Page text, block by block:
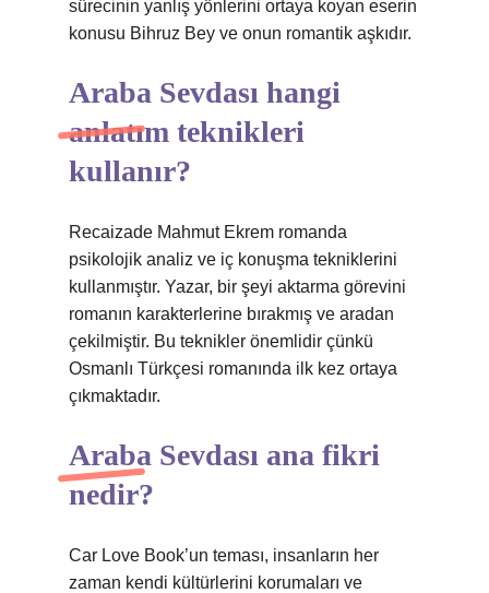
sürecinin yanlış yönlerini ortaya koyan eserin
konusu Bihruz Bey ve onun romantik aşkıdır.
Araba Sevdası hangi
anlatım teknikleri
kullanır?
Recaizade Mahmut Ekrem romanda
psikolojik analiz ve iç konuşma tekniklerini
kullanmıştır. Yazar, bir şeyi aktarma görevini
romanın karakterlerine bırakmış ve aradan
çekilmiştir. Bu teknikler önemlidir çünkü
Osmanlı Türkçesi romanında ilk kez ortaya
çıkmaktadır.
Araba Sevdası ana fikri
nedir?
Car Love Book’un teması, insanların her
zaman kendi kültürlerini korumaları ve